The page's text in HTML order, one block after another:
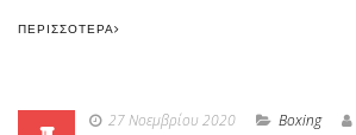
ΠΕΡΙΣΣΌΤΕΡΑ
27 Νοεμβρίου 2020 Boxing